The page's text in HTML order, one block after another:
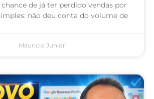
de já ter perdido vendas por
não deu conta do volume de
Mauricio Junior